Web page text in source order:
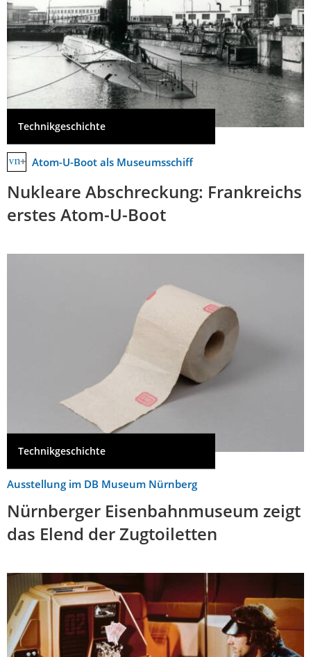
Technikgeschichte
Atom-U-Boot als Museumsschiff
Nukleare Abschreckung: Frankreichs
erstes Atom-U-Boot
Technikgeschichte
Ausstellung im DB Museum Nürnberg
Nürnberger Eisenbahnmuseum zeigt
das Elend der Zugtoiletten